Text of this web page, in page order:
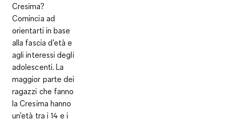
Cresima?
Comincia ad
orientarti in base
alla fascia d’età e
agli interessi degli
adolescenti. La
maggior parte dei
ragazzi che fanno
la Cresima hanno
un’età tra i 14 e i